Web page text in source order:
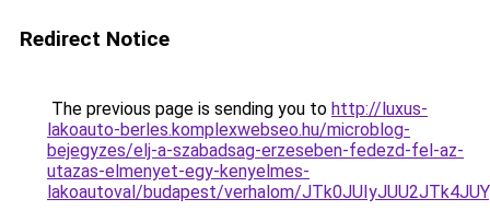
Redirect Notice
The previous page is sending you to http://luxus-
lakoauto-berles.komplexwebseo.hu/microblog-
bejegyzes/elj-a-szabadsag-erzeseben-fedezd-fel-az-
utazas-elmenyet-egy-kenyelmes-
lakoautoval/budapest/verhalom/